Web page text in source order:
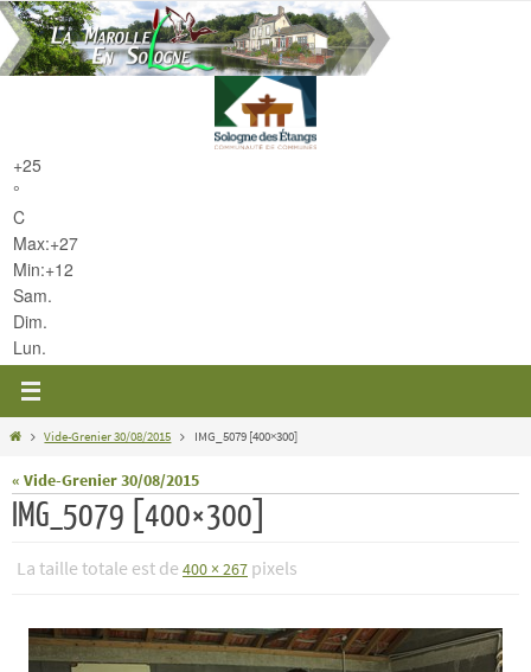
Passer
vers
le
+25
°
C
Max:+27
Min:+12
Sam.
Dim.
Lun.
HomeVide-Grenier 30/08/2015 IMG_5079 [400×300]
« Vide-Grenier 30/08/2015
IMG_5079 [400×300]
La taille totale est de 400 × 267 pixels